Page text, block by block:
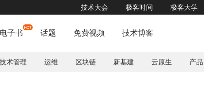
技术大会 极客时间 极客大学
电子书 话题 免费视频 技术博客
技术管理 运维 区块链 新基建 云原生 产品